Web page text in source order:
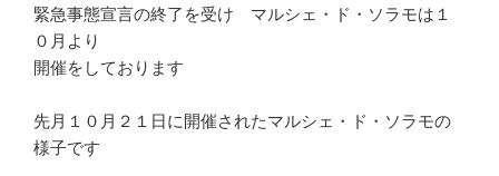
緊急事態宣言の終了を受け マルシェ・ド・ソラモは１
０月より
開催をしております
先月１０月２１日に開催されたマルシェ・ド・ソラモの
様子です